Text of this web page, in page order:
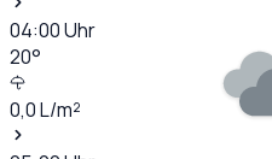
04:00Uhr
20°
0,0L/m²